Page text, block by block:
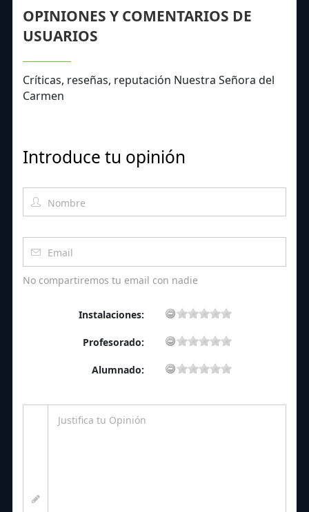
OPINIONES Y COMENTARIOS DE
USUARIOS
Críticas, reseñas, reputación Nuestra Señora del
Carmen
Introduce tu opinión
No compartiremos tu email con nadie
Instalaciones:
Profesorado:
Alumnado: